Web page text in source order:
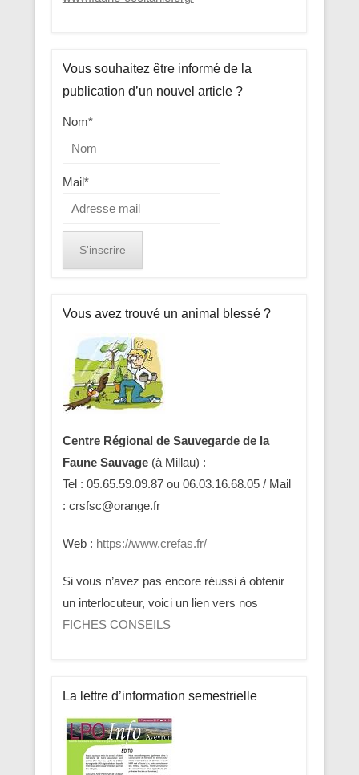
Vous souhaitez être informé de la
publication d’un nouvel article ?
Nom*
Mail*
Vous avez trouvé un animal blessé ?
Centre Régional de Sauvegarde de la
Faune Sauvage (à Millau) :
Tel : 05.65.59.09.87 ou 06.03.16.68.05 / Mail
: crsfsc@orange.fr
Web : https://www.crefas.fr/
Si vous n’avez pas encore réussi à obtenir
un interlocuteur, voici un lien vers nos
FICHES CONSEILS
La lettre d’information semestrielle